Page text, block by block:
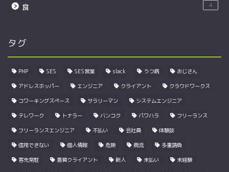
食 4
タグ
PHP SES SES営業 slack うつ病 おじさん
アドレスホッパー エンジニア クライアント クラウドワークス
コワーキングスペース サラリーマン システムエンジニア
テレワーク トナラー バンコク パワハラ フリーランス
フリーランスエンジニア 不払い 会社員 体験談
信用できない 個人情報 危険 商流 多重請負
客先常駐 悪質クライアント 新人 未払い 未経験